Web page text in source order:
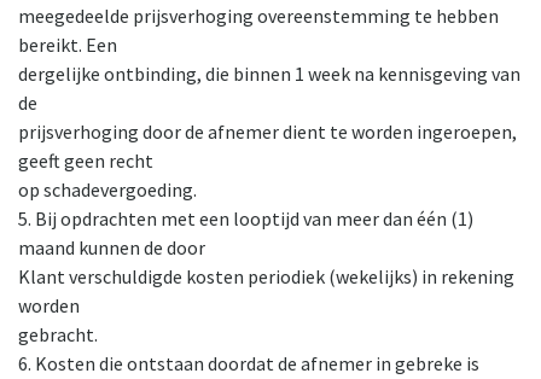
meegedeelde prijsverhoging overeenstemming te hebben
bereikt. Een
dergelijke ontbinding, die binnen 1 week na kennisgeving van
de
prijsverhoging door de afnemer dient te worden ingeroepen,
geeft geen recht
op schadevergoeding.
5. Bij opdrachten met een looptijd van meer dan één (1)
maand kunnen de door
Klant verschuldigde kosten periodiek (wekelijks) in rekening
worden
gebracht.
6. Kosten die ontstaan doordat de afnemer in gebreke is